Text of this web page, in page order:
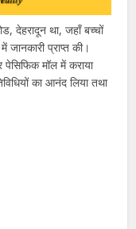
देहरादून था, जहाँ बच्चों
जानकारी प्राप्त की।
मॉल में कराया
का आनंद लिया तथा